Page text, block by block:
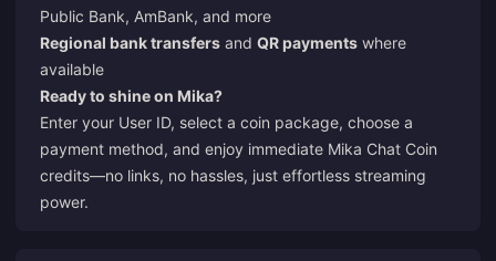
Public Bank, AmBank, and more
Regional bank transfers and QR payments where
available
Ready to shine on Mika?
Enter your User ID, select a coin package, choose a
payment method, and enjoy immediate Mika Chat Coin
credits—no links, no hassles, just effortless streaming
power.